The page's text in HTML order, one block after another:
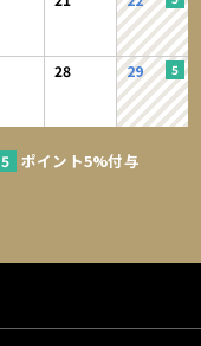
28 29
ポイント5%付与